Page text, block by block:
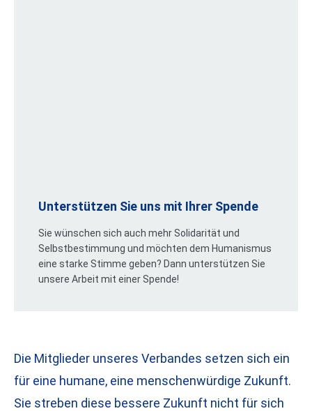
Unterstützen Sie uns mit Ihrer Spende
Sie wünschen sich auch mehr Solidarität und
Selbstbestimmung und möchten dem Humanismus
eine starke Stimme geben? Dann unterstützen Sie
unsere Arbeit mit einer Spende!
Die Mitglieder unseres Verbandes setzen sich ein
für eine humane, eine menschenwürdige Zukunft.
Sie streben diese bessere Zukunft nicht für sich